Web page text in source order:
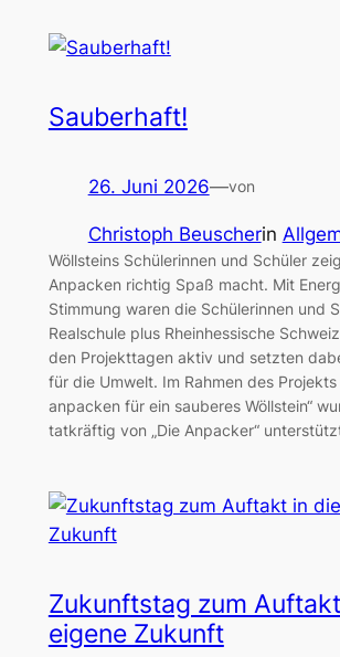
Sauberhaft!
26. Juni 2026—von
Christoph Beuscherin
Wöllsteins Schülerinnen und Schüler
Anpacken richtig Spaß macht. Mit
Stimmung waren die Schülerinnen und
Realschule plus Rheinhessische
den Projekttagen aktiv und setzten
für die Umwelt. Im Rahmen des Projekts
anpacken für ein sauberes Wöllstein“
tatkräftig von „Die Anpacker“
Zukunftstag zum
eigene Zukunft